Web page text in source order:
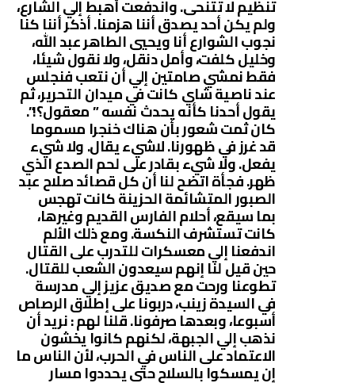
تنظيم لا تتنحى. واندفعت أهبط إلي الشارع،
ولم يكن أحد يصدق أننا هزمنا. أذكر أننا كنا
نجوب الشوارع أنا ويحيي الطاهر عبد الله،
وخليل كلفت، وأمل دنقل، ولا نقول شيئا،
فقط نمشي صامتين إلي أن نتعب فنجلس
عند ناصية شاي كانت في ميدان التحرير، ثم
يقول أحدنا كأنه يحدث نفسه ” معقول؟!”.
كان ثمت شعور بأن هناك خنجرا مسموما
قد غرز في ظهورنا. لاشيء يقال. ولا شيء
يفعل. ولا شيء بقادر على لحم الصدع الذي
ظهر. فجأة اتضح لنا أن كل قصائد صلاح عبد
الصبور المتشائمة الحزينة كانت تهجس
بما سيقع، أحلام الفارس القديم وغيرها،
كانت تستشرف النكسة. ومع ذلك الألم
اندفعنا إلي معسكرات للتدرب على القتال
حين قيل لنا إنهم سيعدون الشعب للقتال.
تطوعنا ورحت مع صديق عزيز إلي مدرسة
في السيدة زينب، دربونا على إطلاق الرصاص
أسبوعا، وبعدها صرفونا. قلنا لهم : نريد أن
نذهب إلي الجبهة، لكنهم كانوا يخشون
الاعتماد على الناس في الحرب، لأن الناس ما
إن يمسكوا بالسلاح حتى يحددوا مسار